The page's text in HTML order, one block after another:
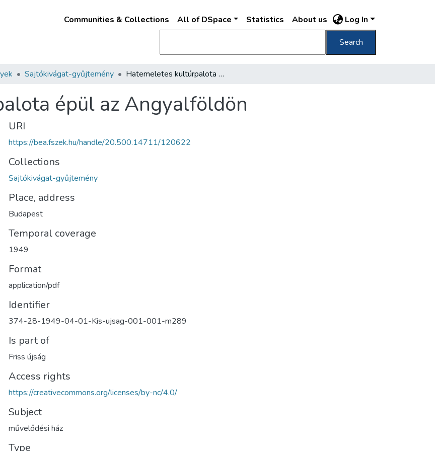
Communities & Collections All of DSpace Statistics About us Log In
Search
Sajtókivágat-gyűjtemény Hatemeletes kultúrpalota épül az Angyalföldön
épül az Angyalföldön
URI
https://bea.fszek.hu/handle/20.500.14711/120622
Collections
Sajtókivágat-gyűjtemény
Place, address
Budapest
Temporal coverage
1949
Format
application/pdf
Identifier
374-28-1949-04-01-Kis-ujsag-001-001-m289
Is part of
Friss újság
Access rights
https://creativecommons.org/licenses/by-nc/4.0/
Subject
művelődési ház
Type